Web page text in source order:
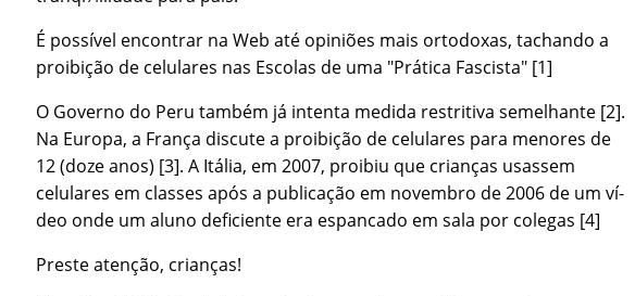
É possí­vel encontrar na Web até opiniões mais ortodoxas, tachando a
proibição de celulares nas Escolas de uma "Prática Fascista" [1]
O Governo do Peru também já intenta medida restritiva semelhante [2].
Na Europa, a França discute a proibição de celulares para menores de
12 (doze anos) [3]. A Itália, em 2007, proibiu que crianças usassem
celulares em classes após a publicação em novembro de 2006 de um ví­
deo onde um aluno deficiente era espancado em sala por colegas [4]
Preste atenção, crianças!